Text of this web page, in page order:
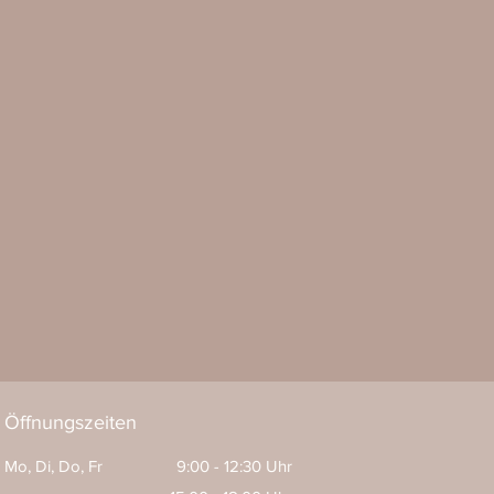
Öffnungszeiten
Mo, Di, Do, Fr
9:00 - 12:30 Uhr